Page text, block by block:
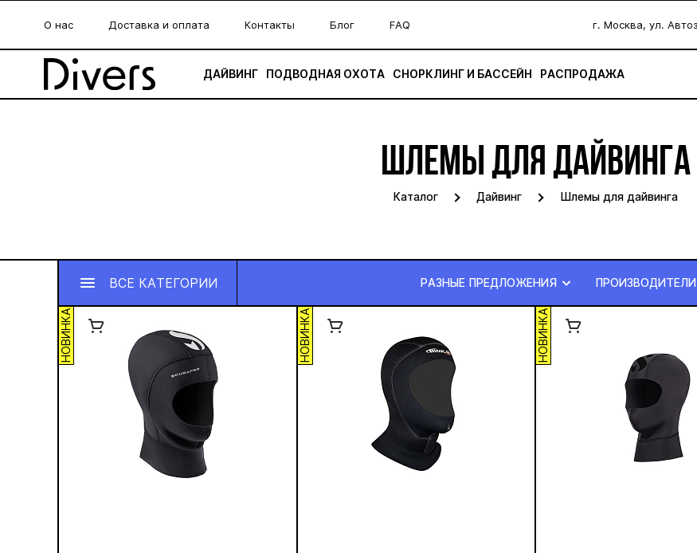
О нас Доставка и оплата Контакты Блог FAQ г. Москва, ул.
ДАЙВИНГ ПОДВОДНАЯ ОХОТА СНОРКЛИНГ И БАССЕЙН РАСПРОДАЖА
ШЛЕМЫ ДЛЯ ДАЙВИНГА
Каталог Дайвинг Шлемы для дайвинга
ВСЕ КАТЕГОРИИ РАЗНЫЕ ПРЕДЛОЖЕНИЯ ПРОИЗВОДИТЕЛИ
НОВИНКА НОВИНКА НОВИНКА